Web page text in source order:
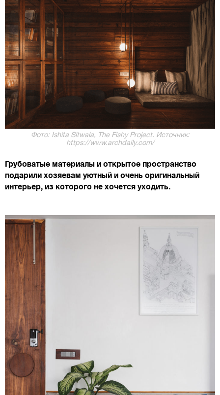
Фото: Ishita Sitwala, The Fishy Project. Источник:
https://www.archdaily.com/
Грубоватые материалы и открытое пространство
подарили хозяевам уютный и очень оригинальный
интерьер, из которого не хочется уходить.